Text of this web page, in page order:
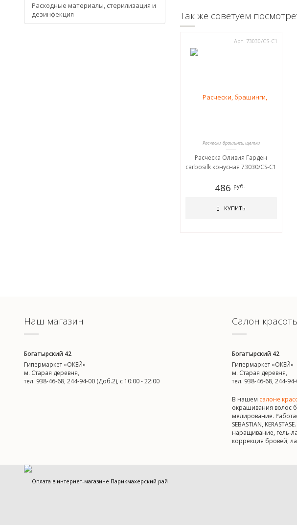
Так же советуем
Арт. 73030/СS-C1
Расчески, брашинги, щетки
Расческа Оливия Гарден
carbosilk конусная 73030/СS-C1
486 руб.-
КУПИТЬ
Расходные материалы, стерилизация и
дезинфекция
Наш магазин
Богатырский 42
Гипермаркет «ОКЕЙ»
м. Старая деревня,
тел. 938-46-68, 244-94-00 (Доб.2), c 10:00 - 22:00
Салон
Богатырский 42
Гипермаркет «ОКЕЙ»
м. Старая деревня,
тел. 938-46-68, 244-
В нашем салоне
окрашивания волос
мелирование.
SEBASTIAN,
наращивание, гель-
коррекция бровей,